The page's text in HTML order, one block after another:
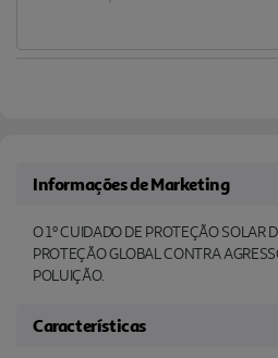
Informações de Marketing
O 1º CUIDADO DE PROTEÇÃO SOLAR
PROTEÇÃO GLOBAL CONTRA
POLUIÇÃO.
Características